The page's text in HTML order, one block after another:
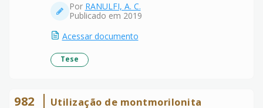
Por RANULFI, A. C.
Publicado em 2019
Acessar documento
Tese
982
Utilização de montmorilonita